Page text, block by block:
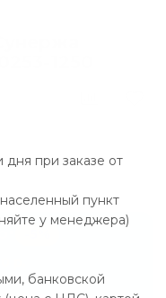
при заказе от
пункт
у менеджера)
банковской
1250